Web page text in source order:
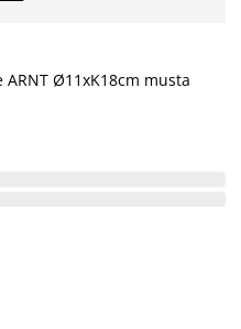
Ø11xK18cm musta